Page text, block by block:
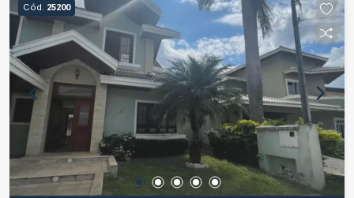
Mezanino, trazendo um toque moderno e
elegante ao ambiente Lazer Privativo: Piscina,
ideal para os dias de calor Área gourmet com
churrasqueira, perfeita para confraternizações
Lavabo externo, trazendo mais comodidade
Garagem espaçosa: Vagas para 3 veículos,
garantindo conforto e segurança Localização
Privilegiada: Situada no Jardim Mesquita, bairro
tranquilo e próximo a diversos comércios e
serviços. Seja para morar ou investir, essa casa é
Cód. 25200